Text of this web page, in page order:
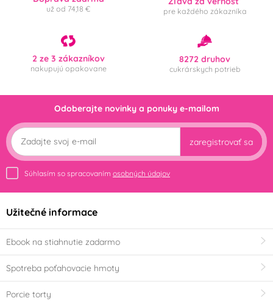
už od 74,18 € pre každého zákazníka
2 ze 3 zákazníkov
nakupujú opakovane
8272 druhov
cukrárskych potrieb
Odoberajte novinky a ponuky e-mailom
zaregistrovať sa
Súhlasím so spracovaním osobných údajov
Užitečné informace
Ebook na stiahnutie zadarmo
Spotreba poťahovacie hmoty
Porcie torty